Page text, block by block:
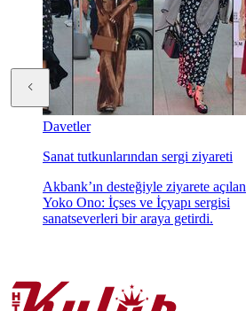
Davetler
Sanat tutkunlarından sergi ziyareti
Akbank’ın desteğiyle ziyarete açılan
Yoko Ono: İçses ve İçyapı sergisi
sanatseverleri bir araya getirdi.